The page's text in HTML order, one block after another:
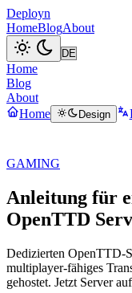
Deployn
HomeBlogAbout
Home
Blog
About
Home
Design
GAMING
Anleitung für
OpenTTD
Dedizierten OpenTTD-
multiplayer-fähiges
gehostet. Jetzt Server